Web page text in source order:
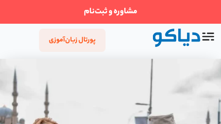
مشاوره و ثبت‌نام
پورتال زبان‌آموزی